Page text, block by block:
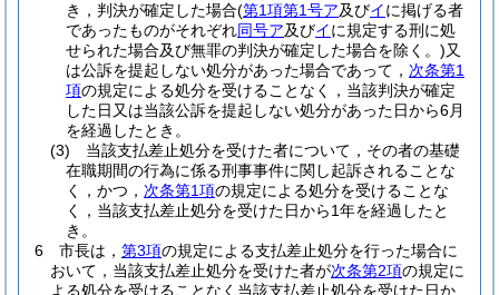
き，判決が確定した場合(第1項第1号ア及びイに掲げる者
であったものがそれぞれ同号ア及びイに規定する刑に処
せられた場合及び無罪の判決が確定した場合を除く。)又
は公訴を提起しない処分があった場合であって， 次条第1
項の規定による処分を受けることなく，当該判決が確定
した日又は当該公訴を提起しない処分があった日から6月
を経過したとき。
(3)
当該支払差止処分を受けた者について，その者の基礎
在職期間の行為に係る刑事事件に関し起訴されることな
く，かつ， 次条第1項の規定による処分を受けることな
く，当該支払差止処分を受けた日から1年を経過したと
き。
6
市長は， 第3項の規定による支払差止処分を行った場合に
おいて，当該支払差止処分を受けた者が次条第2項の規定に
よる処分を受けることなく当該支払差止処分を受けた日か